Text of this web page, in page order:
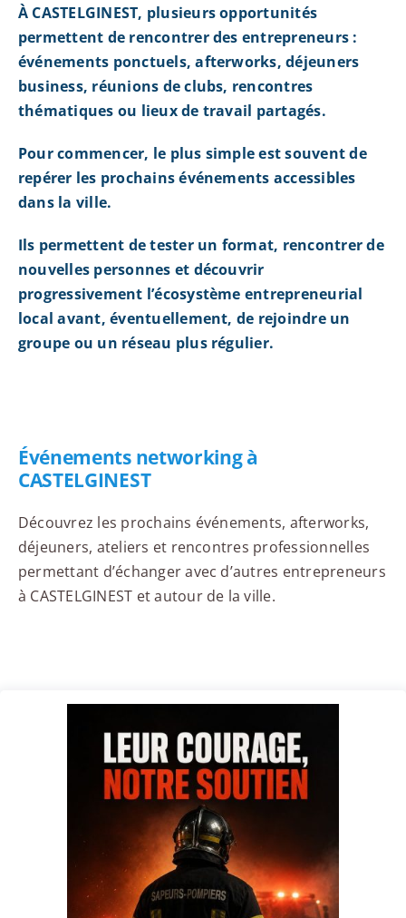
À CASTELGINEST, plusieurs opportunités
permettent de rencontrer des entrepreneurs :
événements ponctuels, afterworks, déjeuners
business, réunions de clubs, rencontres
thématiques ou lieux de travail partagés.
Pour commencer, le plus simple est souvent de
repérer les prochains événements accessibles
dans la ville.
Ils permettent de tester un format, rencontrer de
nouvelles personnes et découvrir
progressivement l’écosystème entrepreneurial
local avant, éventuellement, de rejoindre un
groupe ou un réseau plus régulier.
Événements networking à
CASTELGINEST
Découvrez les prochains événements, afterworks,
déjeuners, ateliers et rencontres professionnelles
permettant d’échanger avec d’autres entrepreneurs
à CASTELGINEST et autour de la ville.